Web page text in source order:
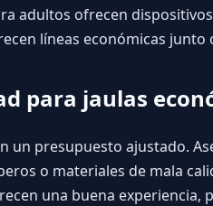
adultos ofrecen
líneas económicas
para jaulas
un presupuesto ajustado.
o materiales de mala
una buena experiencia,